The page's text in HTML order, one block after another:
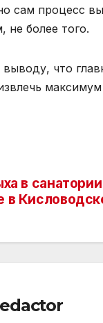
сам процесс
не более того.
что
в санатории
в